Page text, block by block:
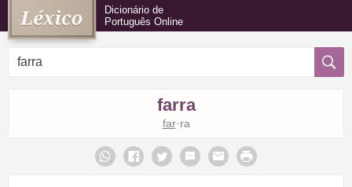
Dicionário de
Português Online
farra
far·ra